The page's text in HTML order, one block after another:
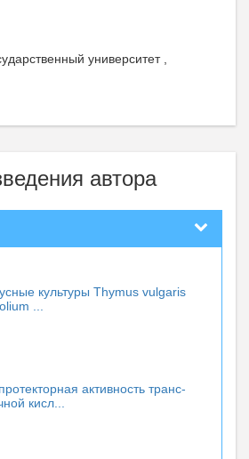
университет ,
автора
культуры Thymus vulgaris
...
активность транс-
кисл...